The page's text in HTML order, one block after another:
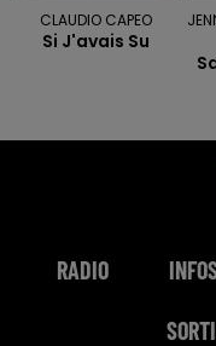
CLAUDIO CAPEO
Si J'avais Su
RADIO